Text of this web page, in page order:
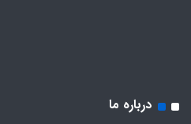
درباره ما